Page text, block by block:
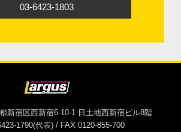
03-6423-1803
新宿区西新宿6-10-1 日土地西新宿ビル8階
1790(代表) / FAX 0120-855-700